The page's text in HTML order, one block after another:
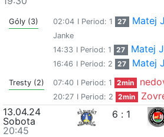
Góly (3) 02:04 I Period: 1 27 Matej
Janke
14:33 I Period: 1 27 Matej
16:46 I Period: 2 27 Matej
Tresty (2) 07:40 I Period: 1 2min
20:27 I Period: 2 2min
13.04.24
Sobota
20:45
6 : 1